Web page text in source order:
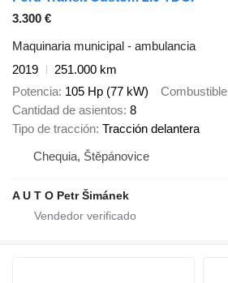
3.300 €
Maquinaria municipal - ambulancia
2019
251.000 km
Potencia 105 Hp (77 kW) Combustible
Cantidad de asientos 8
Tipo de tracción Tracción delantera
Chequia, Štěpánovice
A U T O Petr Šimánek